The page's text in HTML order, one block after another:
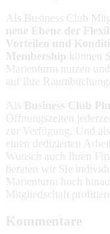
Als Business Club
neue Ebene der
Vorteilen und
Membership können
Marienturm nutzen
auf Ihre
Als Business Club
Öffnungszeiten
zur Verfügung. Und als
einen dedizierten
Wunsch auch Ihren
beraten wir Sie
Marienturm hoch
Mitgliedschaft
Kommentare